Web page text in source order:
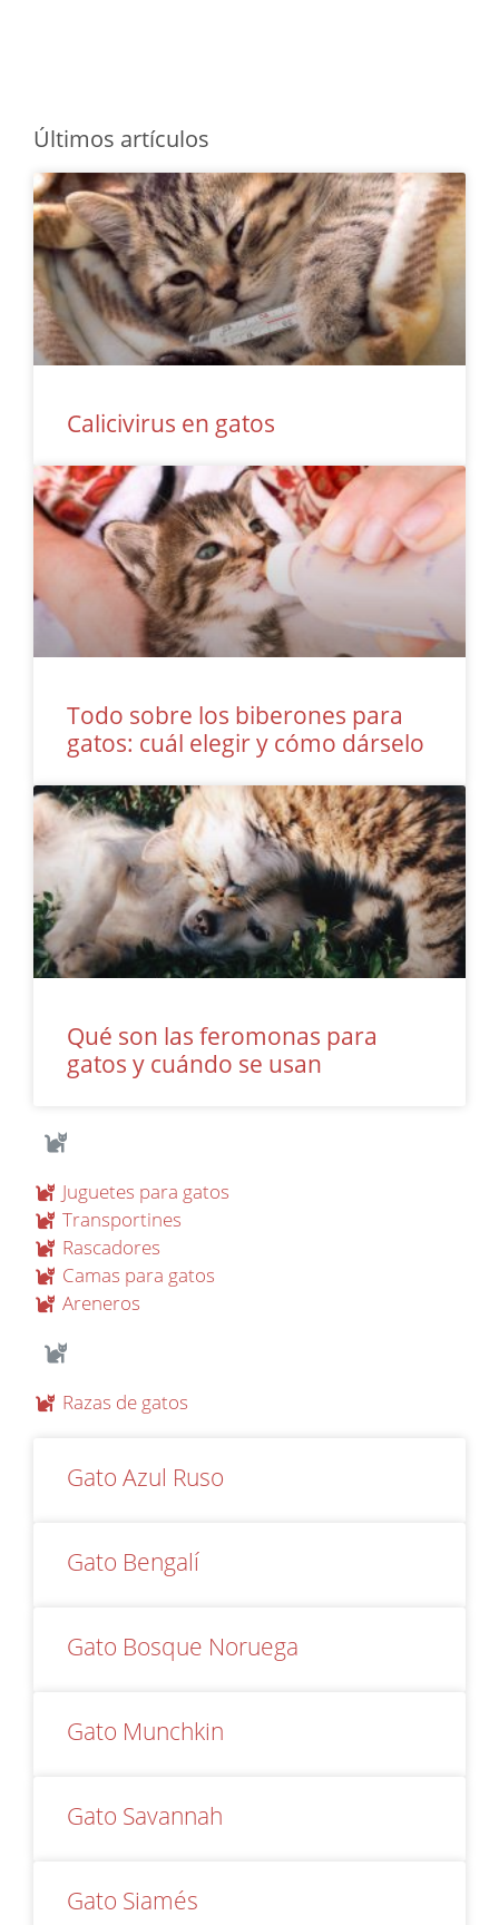
Últimos artículos
Calicivirus en gatos
Todo sobre los biberones para
gatos: cuál elegir y cómo dárselo
Qué son las feromonas para
gatos y cuándo se usan
Juguetes para gatos
Transportines
Rascadores
Camas para gatos
Areneros
Razas de gatos
Gato Azul Ruso
Gato Bengalí
Gato Bosque Noruega
Gato Munchkin
Gato Savannah
Gato Siamés